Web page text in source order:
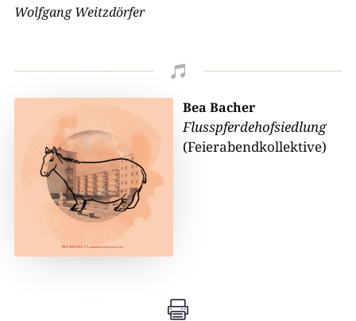
Wolfgang Weitzdörfer

Bea Bacher
Flusspferdehofsiedlung
(Feierabendkollektive)
